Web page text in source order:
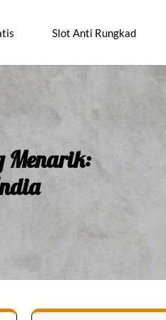
Slot Anti Rungkad
Menarik: